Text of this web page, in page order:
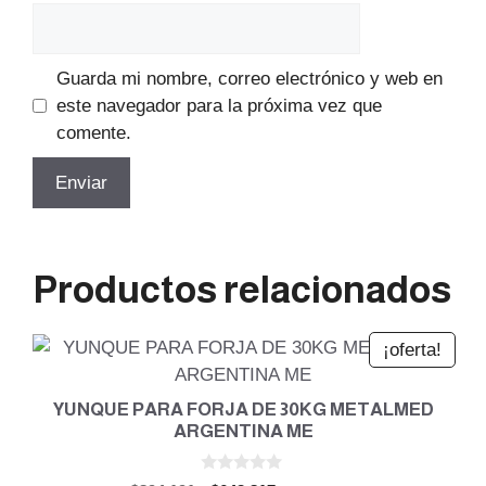
Guarda mi nombre, correo electrónico y web en
este navegador para la próxima vez que
comente.
Productos relacionados
¡oferta!
YUNQUE PARA FORJA DE 30KG METALMED
ARGENTINA ME